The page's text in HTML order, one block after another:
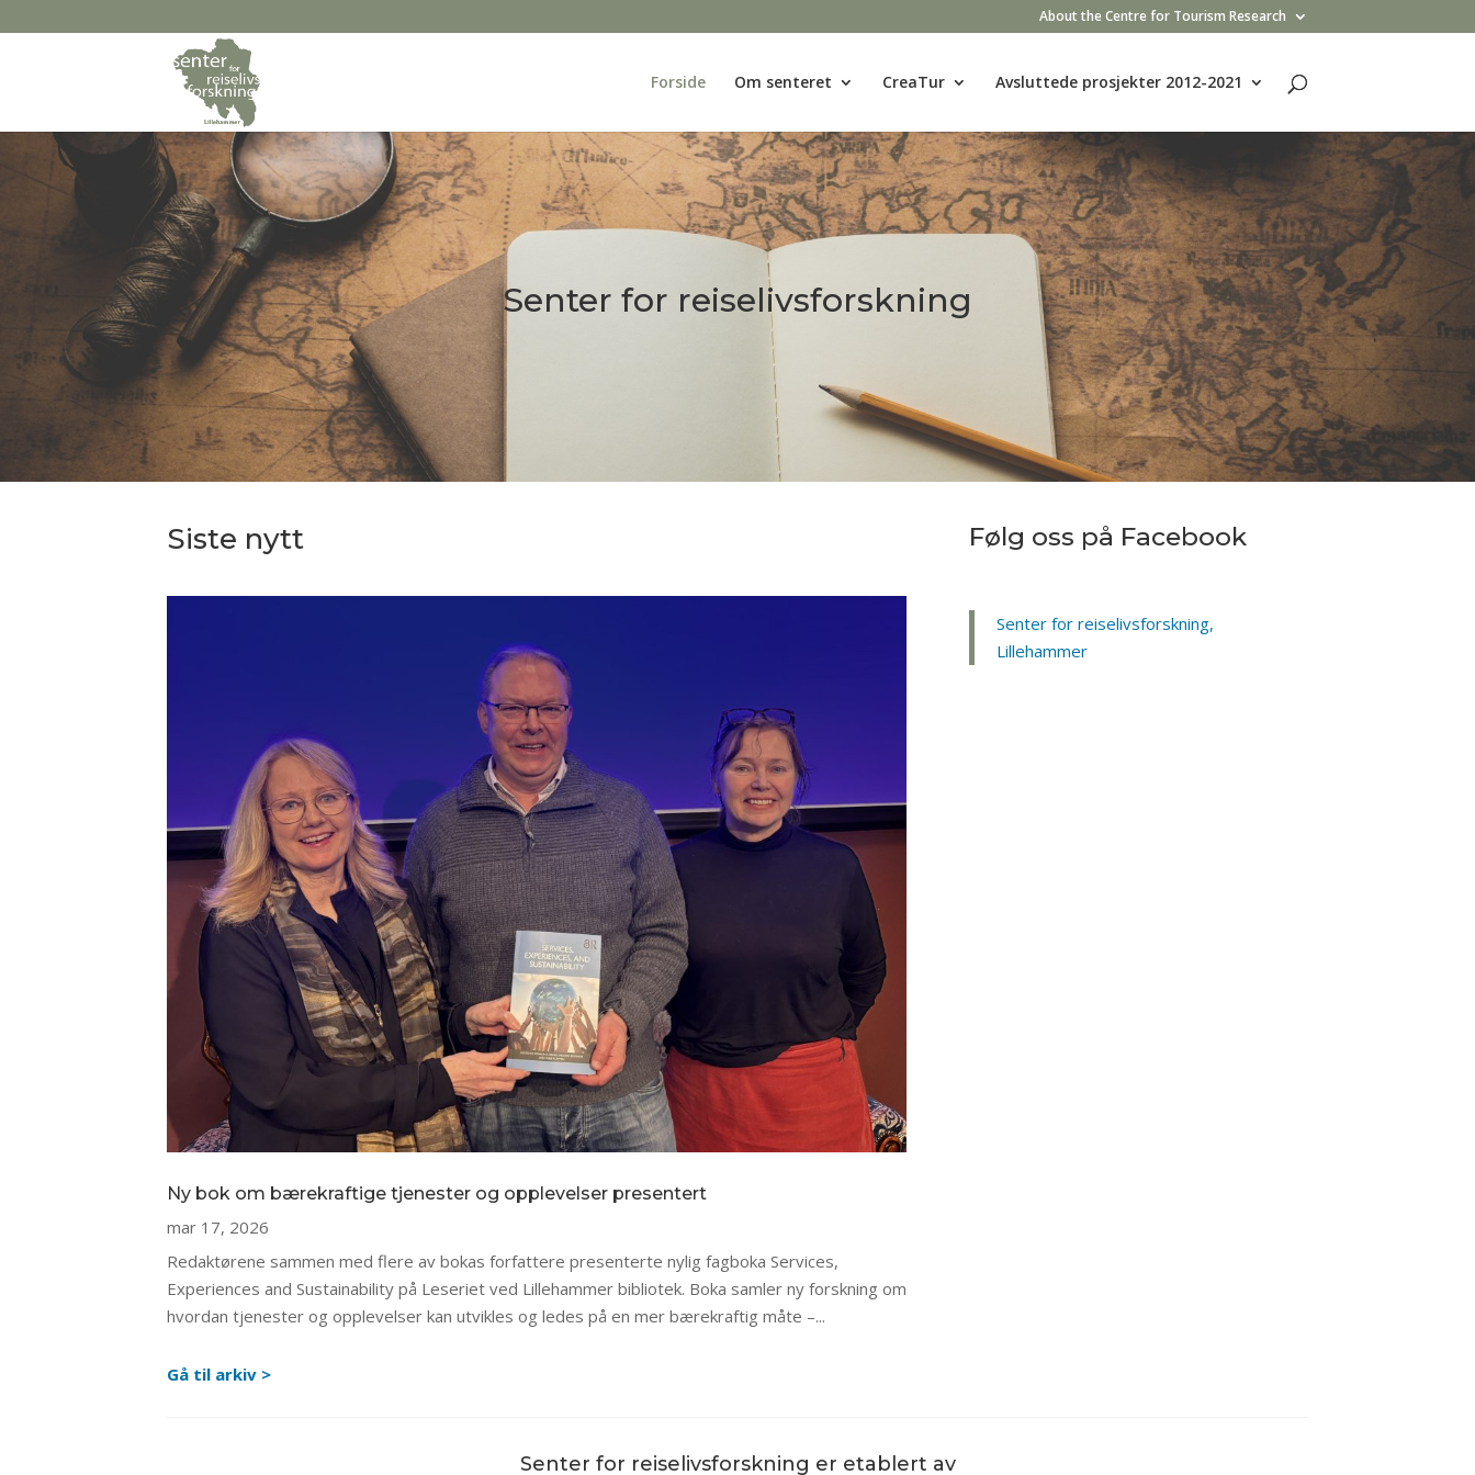
About the Centre for Tourism Research
Forside Om senteret CreaTur Avsluttede prosjekter 2012-2021
Senter for reiselivsforskning
Siste nytt
Ny bok om bærekraftige tjenester og opplevelser presentert
mar 17, 2026
Redaktørene sammen med flere av bokas forfattere presenterte nylig fagboka Services,
Experiences and Sustainability på Leseriet ved Lillehammer bibliotek. Boka samler ny forskning om
hvordan tjenester og opplevelser kan utvikles og ledes på en mer bærekraftig måte –...
Gå til arkiv >
Følg oss på Facebook
Senter for reiselivsforskning,
Lillehammer
Senter for reiselivsforskning er etablert av